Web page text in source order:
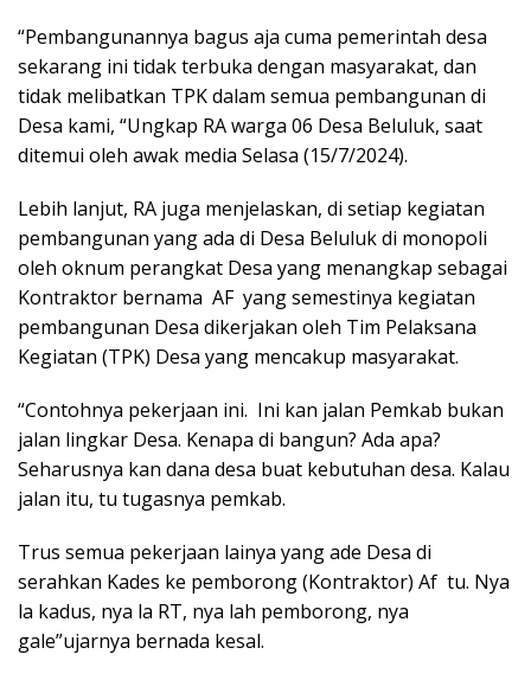
“Pembangunannya bagus aja cuma pemerintah desa
sekarang ini tidak terbuka dengan masyarakat, dan
tidak melibatkan TPK dalam semua pembangunan di
Desa kami, “Ungkap RA warga 06 Desa Beluluk, saat
ditemui oleh awak media Selasa (15/7/2024).
Lebih lanjut, RA juga menjelaskan, di setiap kegiatan
pembangunan yang ada di Desa Beluluk di monopoli
oleh oknum perangkat Desa yang menangkap sebagai
Kontraktor bernama AF yang semestinya kegiatan
pembangunan Desa dikerjakan oleh Tim Pelaksana
Kegiatan (TPK) Desa yang mencakup masyarakat.
“Contohnya pekerjaan ini. Ini kan jalan Pemkab bukan
jalan lingkar Desa. Kenapa di bangun? Ada apa?
Seharusnya kan dana desa buat kebutuhan desa. Kalau
jalan itu, tu tugasnya pemkab.
Trus semua pekerjaan lainya yang ade Desa di
serahkan Kades ke pemborong (Kontraktor) Af tu. Nya
la kadus, nya la RT, nya lah pemborong, nya
gale”ujarnya bernada kesal.